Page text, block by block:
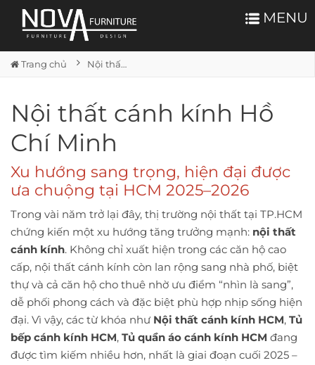
MENU
Trang chủ Nội thất cánh kính HCM
Nội thất cánh kính Hồ
Chí Minh
Xu hướng sang trọng, hiện đại được
ưa chuộng tại HCM 2025–2026
Trong vài năm trở lại đây, thị trường nội thất tại TP.HCM
chứng kiến một xu hướng tăng trưởng mạnh: nội thất
cánh kính. Không chỉ xuất hiện trong các căn hộ cao
cấp, nội thất cánh kính còn lan rộng sang nhà phố, biệt
thự và cả căn hộ cho thuê nhờ ưu điểm “nhìn là sang”,
dễ phối phong cách và đặc biệt phù hợp nhịp sống hiện
đại. Vì vậy, các từ khóa như Nội thất cánh kính HCM, Tủ
bếp cánh kính HCM, Tủ quần áo cánh kính HCM đang
được tìm kiếm nhiều hơn, nhất là giai đoạn cuối 2025 –